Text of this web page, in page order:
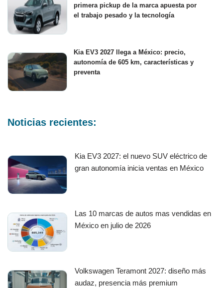
primera pickup de la marca apuesta por
el trabajo pesado y la tecnología
Kia EV3 2027 llega a México: precio,
autonomía de 605 km, características y
preventa
Noticias recientes:
Kia EV3 2027: el nuevo SUV eléctrico de
gran autonomía inicia ventas en México
Las 10 marcas de autos mas vendidas en
México en julio de 2026
Volkswagen Teramont 2027: diseño más
audaz, presencia más premium